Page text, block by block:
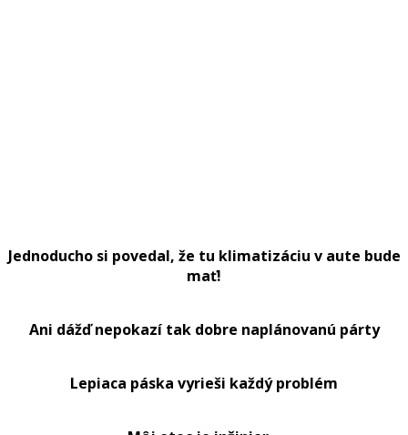
Jednoducho si povedal, že tu klimatizáciu v aute bude
mať!
Ani dážď nepokazí tak dobre naplánovanú párty
Lepiaca páska vyrieši každý problém